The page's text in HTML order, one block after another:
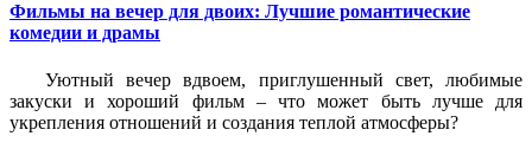
Фильмы на вечер для двоих: Лучшие романтические
комедии и драмы
Уютный вечер вдвоем, приглушенный свет, любимые
закуски и хороший фильм – что может быть лучше для
укрепления отношений и создания теплой атмосферы?